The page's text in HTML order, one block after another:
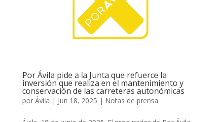
Por Ávila pide a la Junta que refuerce la
inversión que realiza en el mantenimiento y
conservación de las carreteras autonómicas
por Ávila | Jun 18, 2025 | Notas de prensa